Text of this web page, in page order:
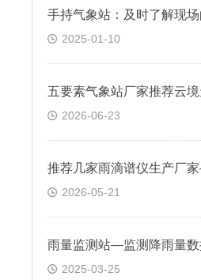
2025-01-10
2026-06-23
2026-05-21
2025-03-25